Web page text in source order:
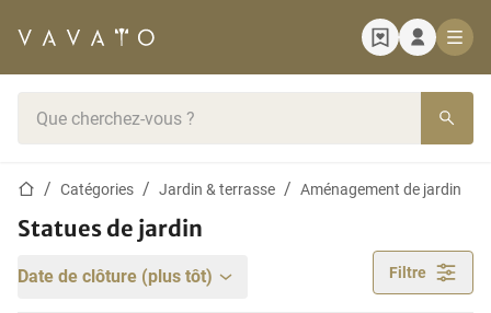
Page d'accueil
Catégories Jardin & terrasse Aménagement de jardin
Statues de jardin
Date de clôture (plus tôt) Filtre